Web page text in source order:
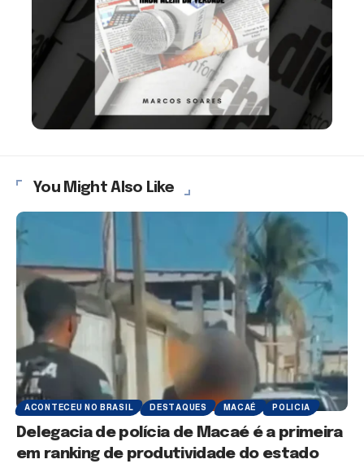
You Might Also Like
ACONTECEU NO BRASIL DESTAQUES MACAÉ POLICIA
Delegacia de polícia de Macaé é a primeira
em ranking de produtividade do estado